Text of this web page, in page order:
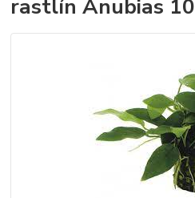
rastlín Anubias 10